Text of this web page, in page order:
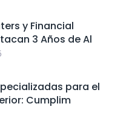
y Financial
3 Años de Al
para el
Cumplim